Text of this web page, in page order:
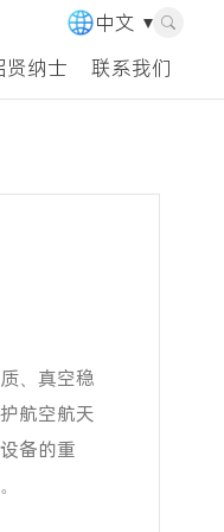
中文
贤纳士 联系我们
、真空稳
航空航天
备的重